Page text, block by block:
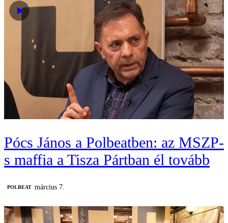
Pócs János a Polbeatben: az MSZP-
s maffia a Tisza Pártban él tovább
‎POLBEAT március 7.